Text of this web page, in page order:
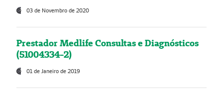
03 de Novembro de 2020
Prestador Medlife Consultas e Diagnósticos
(51004334-2)
01 de Janeiro de 2019